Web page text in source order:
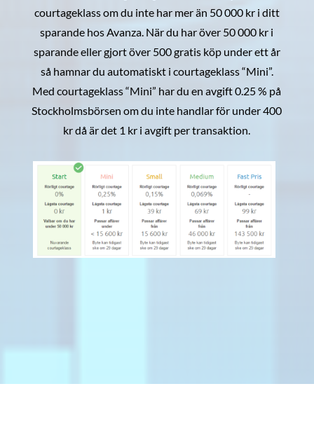
courtageklass om du inte har mer än 50 000 kr i ditt
sparande hos Avanza. När du har över 50 000 kr i
sparande eller gjort över 500 gratis köp under ett år
så hamnar du automatiskt i courtageklass “Mini”.
Med courtageklass “Mini” har du en avgift 0.25 % på
Stockholmsbörsen om du inte handlar för under 400
kr då är det 1 kr i avgift per transaktion.